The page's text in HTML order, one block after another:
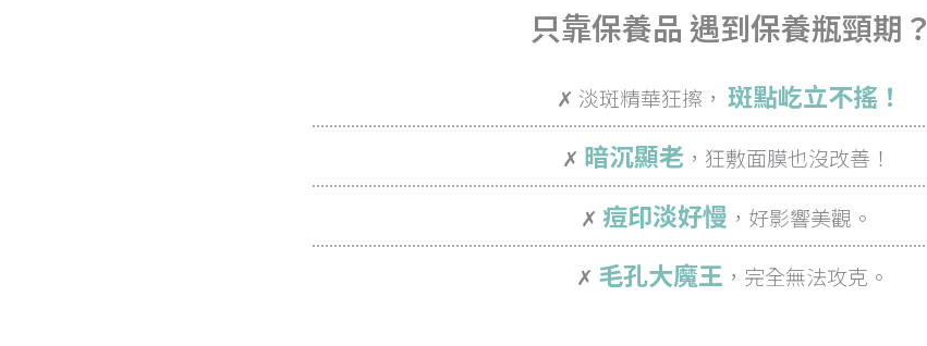
只靠保養品 遇到保養瓶頸期？
✗ 淡斑精華狂擦， 斑點屹立不搖！
✗ 暗沉顯老 ，狂敷面膜也沒改善！
✗ 痘印淡好慢 ，好影響美觀。
✗ 毛孔大魔王 ，完全無法攻克。